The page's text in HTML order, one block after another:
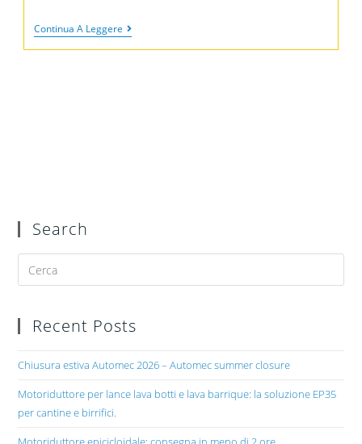
Continua A Leggere
Search
Recent Posts
Chiusura estiva Automec 2026 – Automec summer closure
Motoriduttore per lance lava botti e lava barrique: la soluzione EP35
per cantine e birrifici.